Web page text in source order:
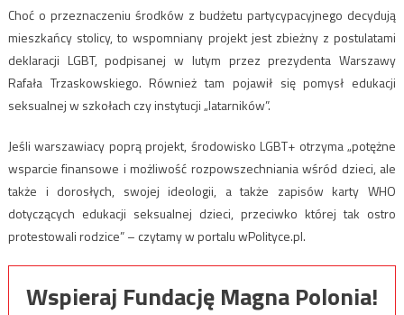
Choć o przeznaczeniu środków z budżetu partycypacyjnego decydują
mieszkańcy stolicy, to wspomniany projekt jest zbieżny z postulatami
deklaracji LGBT, podpisanej w lutym przez prezydenta Warszawy
Rafała Trzaskowskiego. Również tam pojawił się pomysł edukacji
seksualnej w szkołach czy instytucji „latarników”.
Jeśli warszawiacy poprą projekt, środowisko LGBT+ otrzyma „potężne
wsparcie finansowe i możliwość rozpowszechniania wśród dzieci, ale
także i dorosłych, swojej ideologii, a także zapisów karty WHO
dotyczących edukacji seksualnej dzieci, przeciwko której tak ostro
protestowali rodzice” – czytamy w portalu wPolityce.pl.
Wspieraj Fundację Magna Polonia!